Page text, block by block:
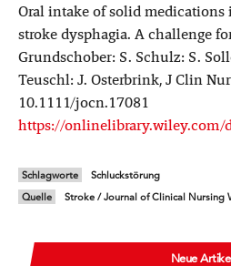
Oral intake of solid
stroke dysphagia. A challenge
Grundschober: S. Schulz: S.
Teuschl: J. Osterbrink, J Clin
10.1111/jocn.17081
https://onlinelibrary.wiley.com/
Schlagworte
Schluckstörung
Quelle
Stroke / Journal of Clinical Nursing
Neue